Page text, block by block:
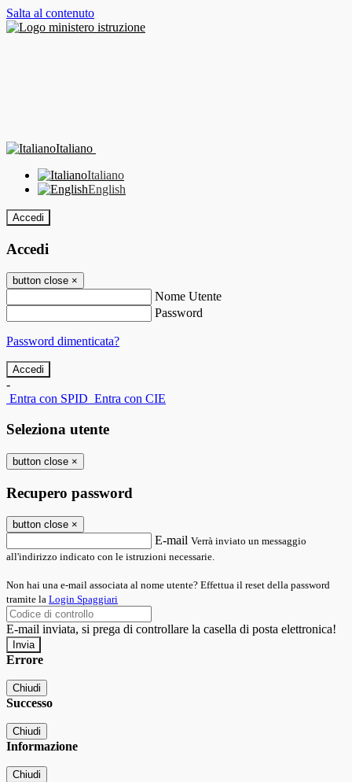
Salta al contenuto
Italiano
Italiano
English
Accedi
Accedi
button close ×
Nome Utente
Password
Password dimenticata?
-
Entra con SPID Entra con CIE
Seleziona utente
button close ×
Recupero password
button close ×
E-mail Verrà inviato un messaggio
all'indirizzo indicato con le istruzioni necessarie.
Non hai una e-mail associata al nome utente? Effettua il reset della password
tramite la Login Spaggiari
E-mail inviata, si prega di controllare la casella di posta elettronica!
Errore
Chiudi
Successo
Chiudi
Informazione
Chiudi